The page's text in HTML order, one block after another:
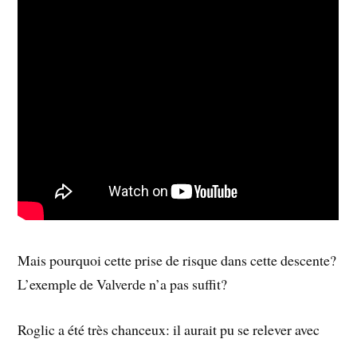
Mais pourquoi cette prise de risque dans cette descente?
L’exemple de Valverde n’a pas suffit?
Roglic a été très chanceux: il aurait pu se relever avec